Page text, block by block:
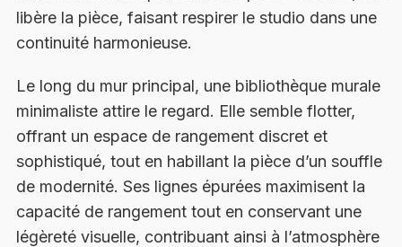
libère la pièce, faisant respirer le studio dans une
continuité harmonieuse.
Le long du mur principal, une bibliothèque murale
minimaliste attire le regard. Elle semble flotter,
offrant un espace de rangement discret et
sophistiqué, tout en habillant la pièce d’un souffle
de modernité. Ses lignes épurées maximisent la
capacité de rangement tout en conservant une
légèreté visuelle, contribuant ainsi à l’atmosphère